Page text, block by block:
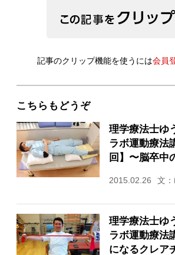
記事のクリップ機能を使うには会員
こちらもどうぞ
理学療法士
ラボ運動療法
回】〜脳卒
2015.02.26 文
理学療法士
ラボ運動療法
になるクレア